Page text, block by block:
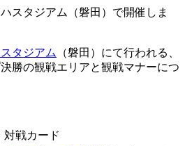
スタジアム（磐田）で開催しま
タジアム
（磐田）にて行われる、
勝の観戦エリアと観戦マナーにつ
対戦カード